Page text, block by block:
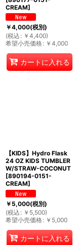
CREAM]
￥4,000(税別)
(税込 : ￥ 4,400)
希望小売価格: ￥ 4,000
カートに入れる
【KIDS】Hydro Flask
24 OZ KIDS TUMBLER
W/STRAW-COCONUT
[890194-0151-
CREAM]
￥5,000(税別)
(税込 : ￥ 5,500)
希望小売価格: ￥ 5,000
カートに入れる